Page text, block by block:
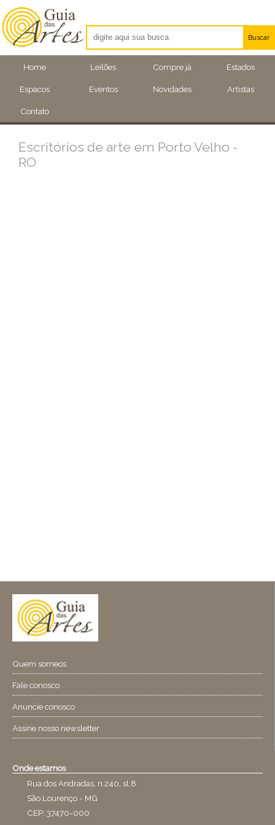
Home Leilões Compre já Estados
Espacos Eventos Novidades Artistas
Contato
Buscar
Artistas
Eventos
Escritórios de arte em Porto Velho -
RO
Quem someos
Fale conosco
Anuncie conosco
Assine nosso newsletter
Onde estamos
Rua dos Andradas, n.240, sl.8
São Lourenço - MG
CEP: 37470-000